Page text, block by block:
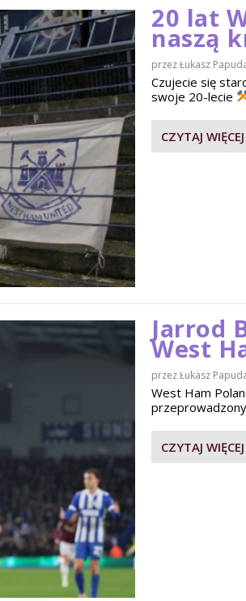
20 lat
naszą
przezŁukasz
Czujecie się
swoje 20-lecie
CZYTAJ WIĘCEJ
Jarrod
West
przezŁukasz
West Ham
CZYTAJ WIĘCEJ